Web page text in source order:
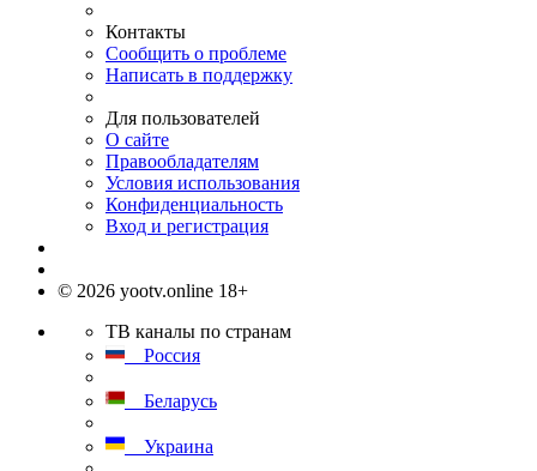
Контакты
Сообщить о проблеме
Написать в поддержку
Для пользователей
О сайте
Правообладателям
Условия использования
Конфиденциальность
Вход и регистрация
© 2026 yootv.online 18+
ТВ каналы по странам
Россия
Беларусь
Украина